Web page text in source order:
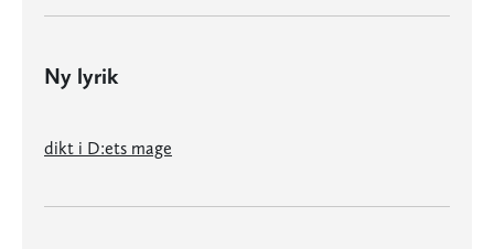
Ny lyrik
dikt i D:ets mage